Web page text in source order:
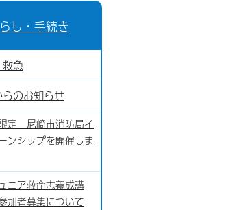
し・手続き
急
のお知らせ
定 尼崎市消防局イ
ンシップを開催しま
ュニア救命志養成講
加者募集について